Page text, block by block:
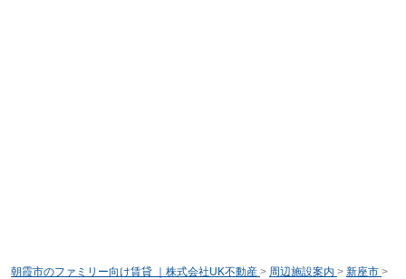
朝霞市のファミリー向け賃貸 ｜株式会社UK不動産 > 周辺施設案内 > 新座市 >